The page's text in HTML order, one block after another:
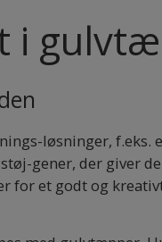
i
løsninger, f.eks.
gener, der giver
for et godt og